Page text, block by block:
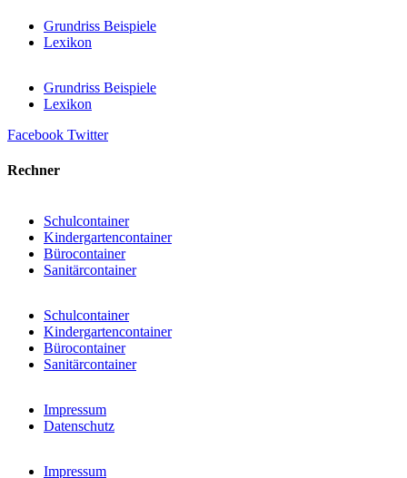
Grundriss Beispiele
Lexikon
Grundriss Beispiele
Lexikon
Facebook Twitter
Rechner
Schulcontainer
Kindergartencontainer
Bürocontainer
Sanitärcontainer
Schulcontainer
Kindergartencontainer
Bürocontainer
Sanitärcontainer
Impressum
Datenschutz
Impressum